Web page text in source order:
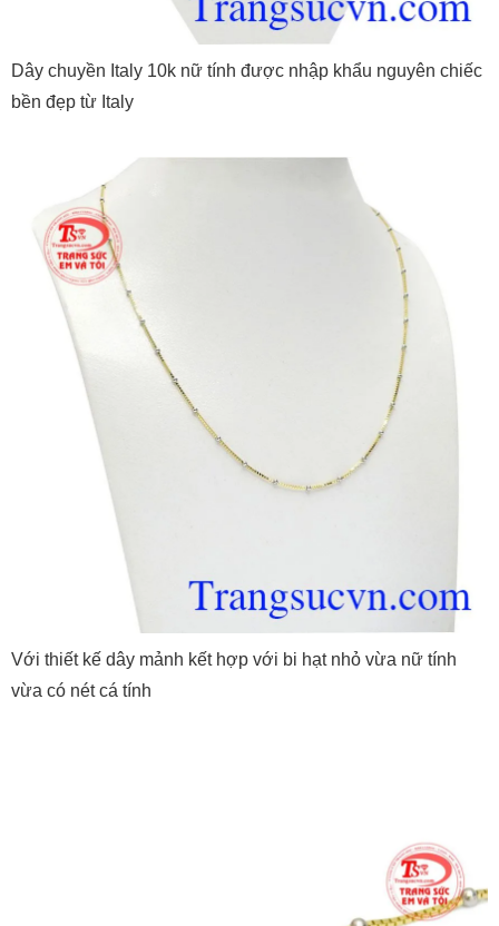
Dây chuyền Italy 10k nữ tính được nhập khẩu nguyên chiếc
bền đẹp từ Italy
Với thiết kế dây mảnh kết hợp với bi hạt nhỏ vừa nữ tính
vừa có nét cá tính